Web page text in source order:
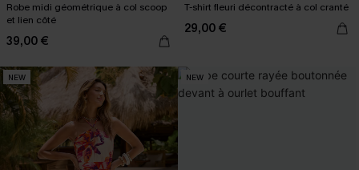
Robe midi géométrique à col scoop
et lien côté
39,00 €
T-shirt fleuri décontracté à col cranté
29,00 €
NEW NEW